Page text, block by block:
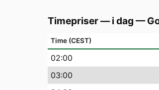
Timepriser — i dag —
Time (CEST)
02:00
03:00